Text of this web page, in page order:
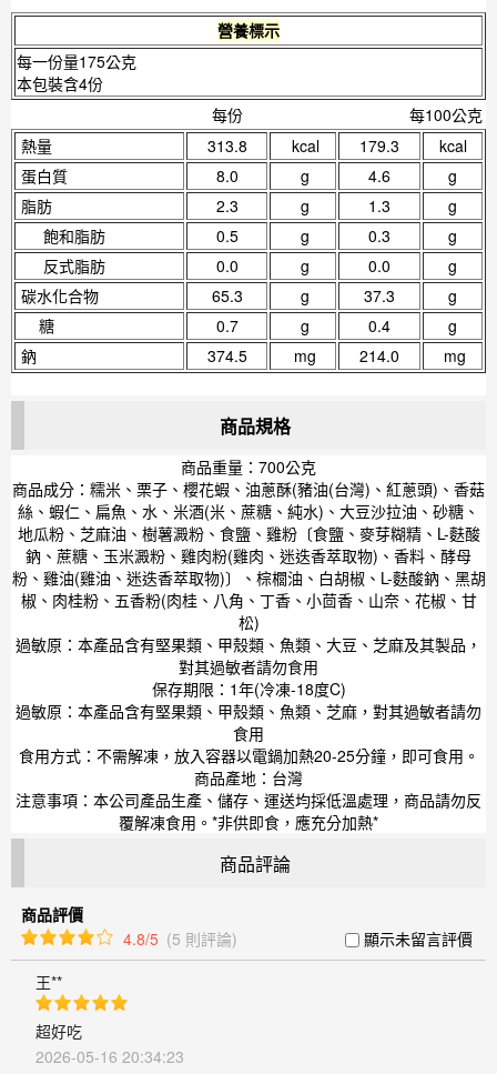
營養標示
每一份量175公克
本包裝含4份
每份
每100公克
熱量
313.8 kcal 179.3
kcal
蛋白質
8.0 g 4.6
g
脂肪
2.3 g 1.3
g
飽和脂肪
0.5 g 0.3
g
反式脂肪
0.0 g 0.0
g
碳水化合物
65.3 g 37.3
g
糖
0.7 g 0.4
g
鈉
374.5 mg 214.0 mg
商品規格
商品重量：700公克
商品成分：糯米、栗子、櫻花蝦、油蔥酥(豬油(台灣)、紅蔥頭)、香菇
絲、蝦仁、扁魚、水、米酒(米、蔗糖、純水)、大豆沙拉油、砂糖、
地瓜粉、芝麻油、樹薯澱粉、食鹽、雞粉〔食鹽、麥芽糊精、L-麩酸
鈉、蔗糖、玉米澱粉、雞肉粉(雞肉、迷迭香萃取物)、香料、酵母
粉、雞油(雞油、迷迭香萃取物)〕、棕櫚油、白胡椒、L-麩酸鈉、黑胡
椒、肉桂粉、五香粉(肉桂、八角、丁香、小茴香、山奈、花椒、甘
松)
過敏原：本產品含有堅果類、甲殼類、魚類、大豆、芝麻及其製品，
對其過敏者請勿食用
保存期限：1年(冷凍-18度C)
過敏原：本產品含有堅果類、甲殼類、魚類、芝麻，對其過敏者請勿
食用
食用方式：不需解凍，放入容器以電鍋加熱20-25分鐘，即可食用。
商品產地：台灣
注意事項：本公司產品生產、儲存、運送均採低溫處理，商品請勿反
覆解凍食用。*非供即食，應充分加熱*
商品評論
商品評價
4.8/5 (5 則評論)
顯示未留言評價
王**
超好吃
2026-05-16 20:34:23